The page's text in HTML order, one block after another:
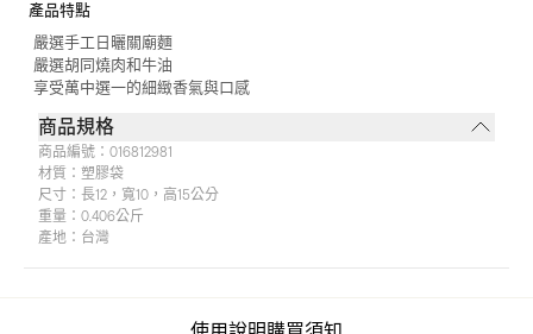
產品特點
嚴選手工日曬關廟麵
嚴選胡同燒肉和牛油
享受萬中選一的細緻香氣與口感
商品規格
商品編號： 016812981
材質： 塑膠袋
尺寸： 長12，寬10，高15公分
重量： 0.406公斤
產地： 台灣